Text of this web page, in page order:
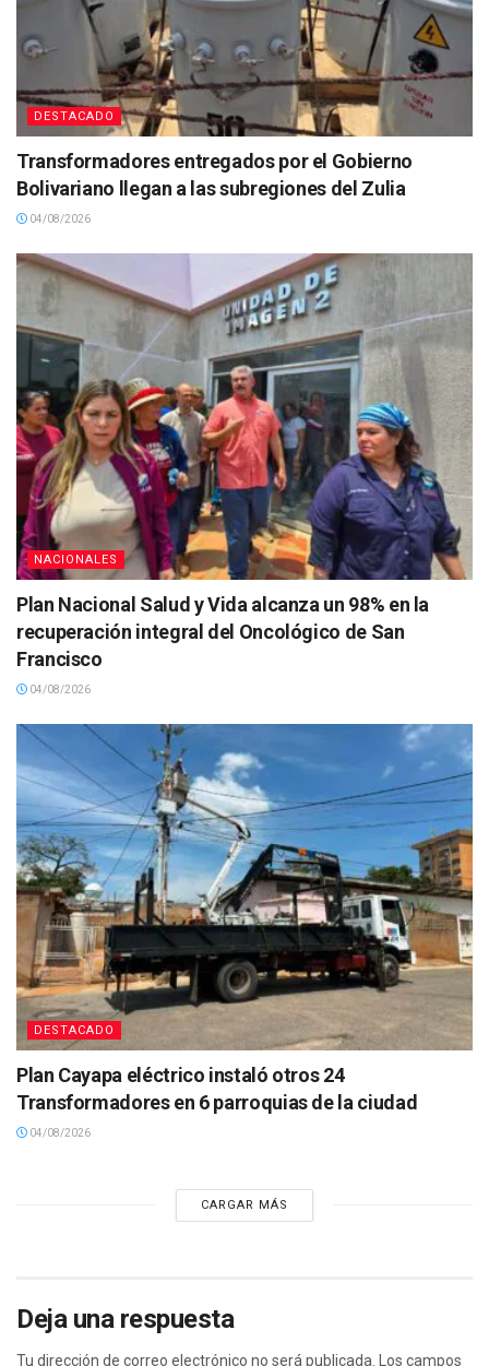
DESTACADO
Transformadores entregados por el Gobierno
Bolivariano llegan a las subregiones del Zulia
04/08/2026
NACIONALES
Plan Nacional Salud y Vida alcanza un 98% en la
recuperación integral del Oncológico de San
Francisco
04/08/2026
DESTACADO
Plan Cayapa eléctrico instaló otros 24
Transformadores en 6 parroquias de la ciudad
04/08/2026
CARGAR MÁS
Deja una respuesta
Tu dirección de correo electrónico no será publicada. Los campos